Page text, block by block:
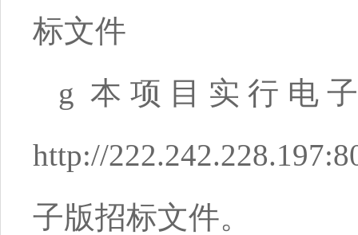
标文件
g 本项目实行电
http://
子版招标文件。